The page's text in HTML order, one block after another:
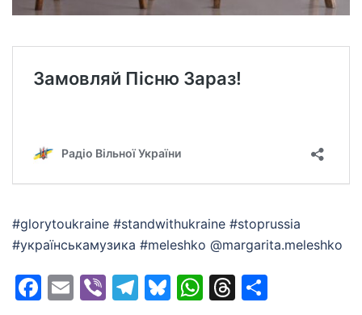
#glorytoukraine #standwithukraine #stoprussia
#українськамузика #meleshko @margarita.meleshko
Facebook
EmailViberTelegram
Bluesky
WhatsApp
Threads